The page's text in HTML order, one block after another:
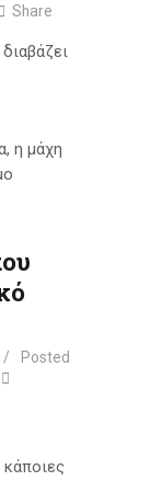
Share
Posted
κάποιες